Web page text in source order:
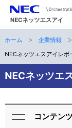
NECネッツエスアイ
ナ
ビ
ゲ
ー
シ
サ
ト
の
ホーム 企業情報
NECネッツエスアイレポ
NECネッツエ
ロ
コンテン